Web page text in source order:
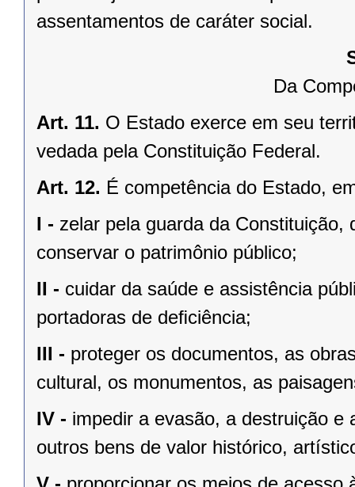
assentamentos de caráter social.
Da
Art. 11. O Estado exerce em seu
vedada pela Constituição Federal.
Art. 12. É competência do Estado,
I - zelar pela guarda da
conservar o patrimônio público;
II - cuidar da saúde e assistência
portadoras de deﬁciência;
III - proteger os documentos, as
cultural, os monumentos, as
IV - impedir a evasão, a destruição e
outros bens de valor histórico,